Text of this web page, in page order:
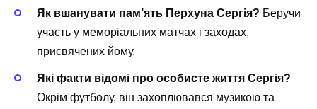
Як вшанувати пам’ять Перхуна Сергія? Беручи
участь у меморіальних матчах і заходах,
присвячених йому.
Які факти відомі про особисте життя Сергія?
Окрім футболу, він захоплювався музикою та